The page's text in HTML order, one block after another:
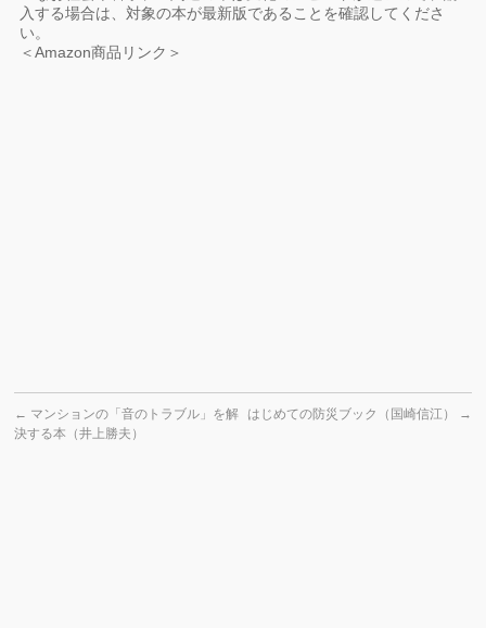
入する場合は、対象の本が最新版であることを確認してくださ
い。
＜Amazon商品リンク＞
← マンションの「音のトラブル」を解
決する本（井上勝夫）
はじめての防災ブック（国崎信江） →